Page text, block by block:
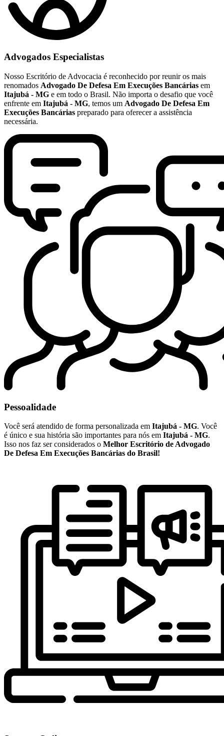
Advogados Especialistas
Nosso Escritório de Advocacia é reconhecido por reunir os mais
renomados Advogado De Defesa Em Execuções Bancárias em
Itajubá - MG e em todo o Brasil. Não importa o desafio que você
enfrente em Itajubá - MG, temos um Advogado De Defesa Em
Execuções Bancárias preparado para oferecer a assistência
necessária.
Pessoalidade
Você será atendido de forma personalizada em Itajubá - MG. Você
é único e sua história são importantes para nós em Itajubá - MG.
Isso nos faz ser considerados o Melhor Escritório de Advogado
De Defesa Em Execuções Bancárias do Brasil!